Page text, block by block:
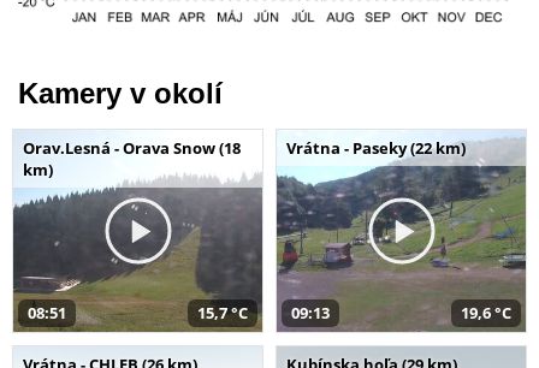
Kamery v okolí
Orav.Lesná - Orava Snow (18
km)
08:51 15,7 °C
Vrátna - Paseky (22 km)
09:13 19,6 °C